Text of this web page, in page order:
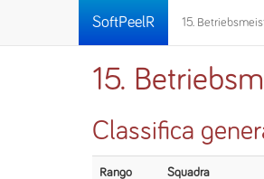
SoftPeelR 15.
15.
Classifica
Rango Squadra